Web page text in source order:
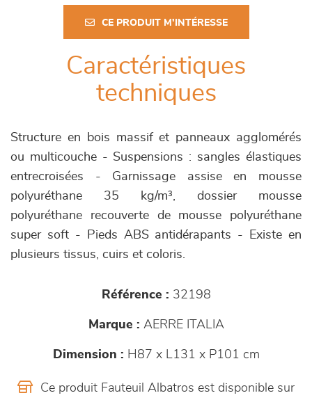
CE PRODUIT M'INTÉRESSE
Caractéristiques
techniques
Structure en bois massif et panneaux agglomérés
ou multicouche - Suspensions : sangles élastiques
entrecroisées - Garnissage assise en mousse
polyuréthane 35 kg/m³, dossier mousse
polyuréthane recouverte de mousse polyuréthane
super soft - Pieds ABS antidérapants - Existe en
plusieurs tissus, cuirs et coloris.
Référence : 32198
Marque : AERRE ITALIA
Dimension : H87 x L131 x P101 cm
Ce produit Fauteuil Albatros est disponible sur